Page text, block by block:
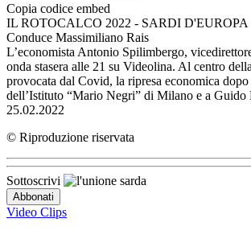
Copia codice embed
IL ROTOCALCO 2022 - SARDI D'EUROPA
Conduce Massimiliano Rais
L’economista Antonio Spilimbergo,
onda stasera alle 21 su Videolina. Al centro
provocata dal Covid, la ripresa economica
dell’Istituto “Mario Negri” di Milano e a Guido
25.02.2022
© Riproduzione riservata
Sottoscrivi
Video Clips